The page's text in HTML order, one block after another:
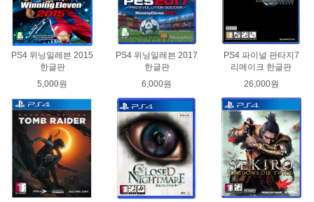
PS4 위닝일레븐 2015
한글판
5,000원
PS4 위닝일레븐 2017
한글판
6,000원
PS4 파이널 판타지7
리메이크 한글판
26,000원